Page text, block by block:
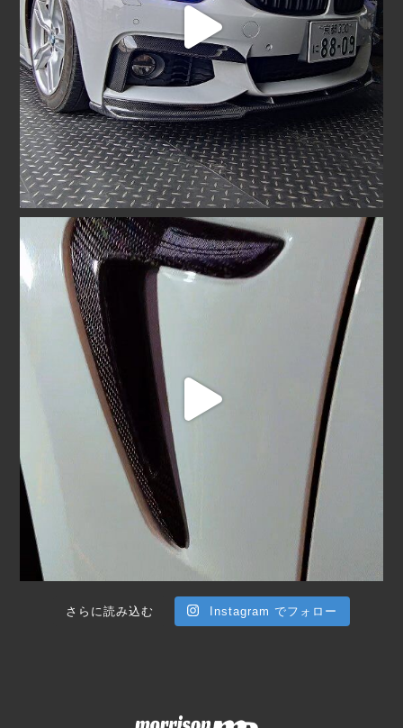
さらに読み込む Instagram でフォロー